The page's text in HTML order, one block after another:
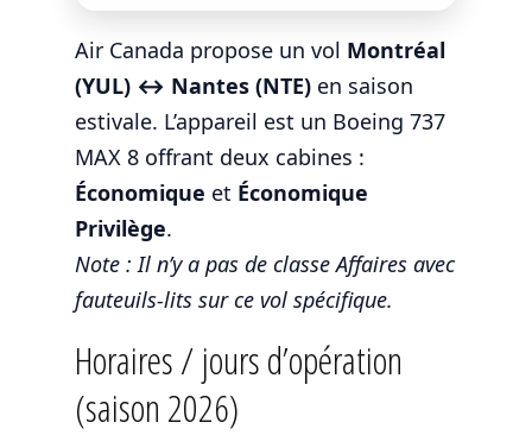
Air Canada propose un vol Montréal
(YUL) ↔ Nantes (NTE)en saison
estivale. L’appareil est un Boeing 737
MAX 8 offrant deux cabines :
Économique et Économique
Privilège.
Note : Il n’y a pas de classe Affaires avec
fauteuils-lits sur ce vol spécifique.
Horaires / jours d’opération
(saison 2026)